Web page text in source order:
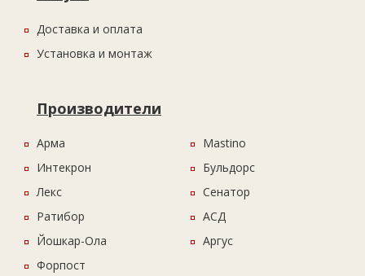
Доставка и оплата
Установка и монтаж
Производители
Арма
Интекрон
Лекс
Ратибор
Йошкар-Ола
Форпост
Mastino
Бульдорс
Сенатор
АСД
Аргус